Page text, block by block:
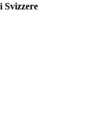
Svizzere